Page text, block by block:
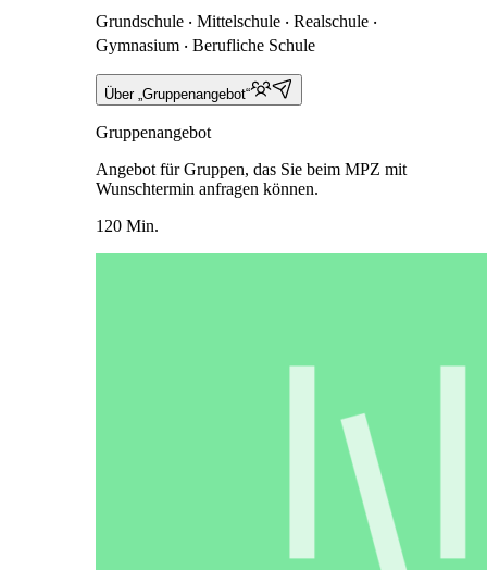
Grundschule ‧ Mittelschule ‧ Realschule ‧
Gymnasium ‧ Berufliche Schule
Über „Gruppenangebot“
Gruppenangebot
Angebot für Gruppen, das Sie beim MPZ mit
Wunschtermin anfragen können.
120 Min.